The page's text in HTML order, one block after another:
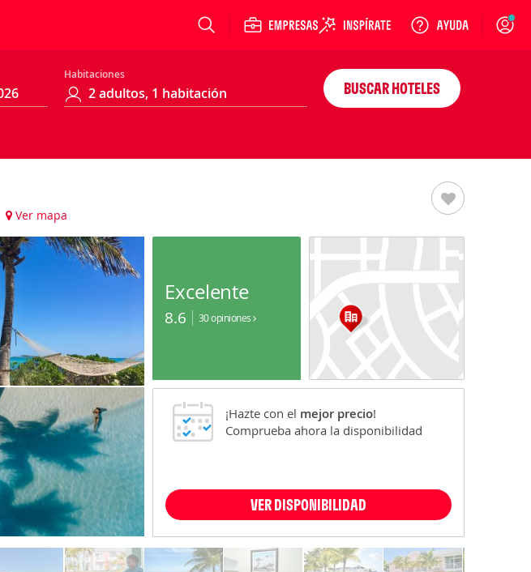
Login
Habitaciones
BUSCAR HOTELES
Ver mapa
Excelente
8.6 30 opiniones
¡Hazte con el mejor precio!
Comprueba ahora la disponibilidad
VER DISPONIBILIDAD